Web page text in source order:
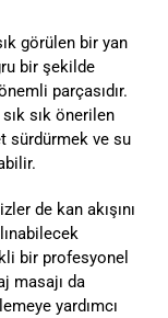
görülen bir yan
bir şekilde
parçasıdır.
sık önerilen
sürdürmek ve su
de kan akışını
bir profesyonel
masajı da
yardımcı